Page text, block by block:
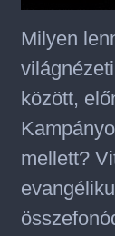
seconds
of
hour,
37
minutes,
seconds
Milyen
között,
mellett?